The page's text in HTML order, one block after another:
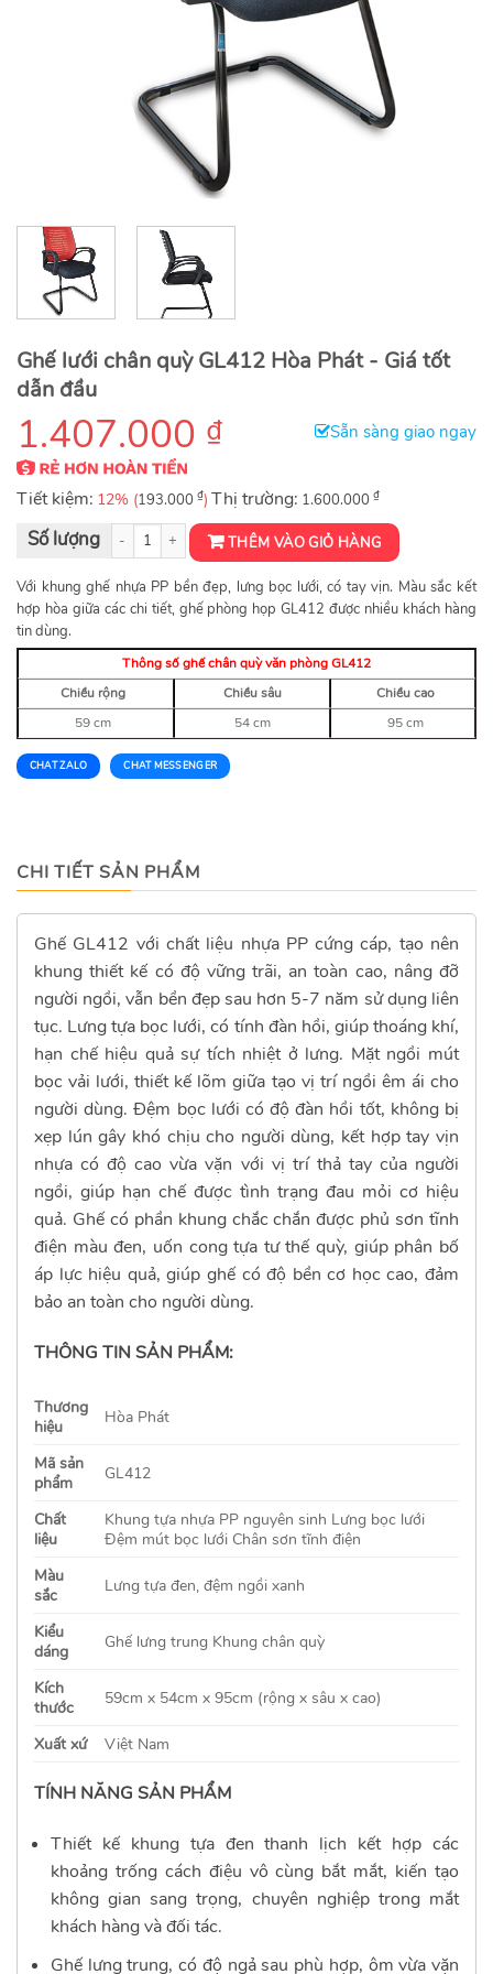
Ghế lưới chân quỳ GL412 Hòa Phát - Giá tốt
dẫn đầu
1.407.000 ₫ Sẵn sàng giao ngay
Tiết kiệm: 12% (193.000 ₫) Thị trường: 1.600.000 ₫
Ghế chân quỳ văn phòng GL412 số lượngTHÊM VÀO GIỎ HÀNG
Với khung ghế nhựa PP bền đẹp, lưng bọc lưới, có tay vịn. Màu sắc kết
hợp hòa giữa các chi tiết, ghế phòng họp GL412 được nhiều khách hàng
tin dùng.
Thông số ghế chân quỳ văn phòng GL412
Chiều rộng
Chiều sâu
Chiều cao
59 cm
54 cm 95 cm
CHAT ZALO CHAT MESSENGER
CHI TIẾT SẢN PHẨM
Ghế GL412 với chất liệu nhựa PP cứng cáp, tạo nên
khung thiết kế có độ vững trãi, an toàn cao, nâng đỡ
người ngồi, vẫn bền đẹp sau hơn 5-7 năm sử dụng liên
tục. Lưng tựa bọc lưới, có tính đàn hồi, giúp thoáng khí,
hạn chế hiệu quả sự tích nhiệt ở lưng. Mặt ngồi mút
bọc vải lưới, thiết kế lõm giữa tạo vị trí ngồi êm ái cho
người dùng. Đệm bọc lưới có độ đàn hồi tốt, không bị
xẹp lún gây khó chịu cho người dùng, kết hợp tay vịn
nhựa có độ cao vừa vặn với vị trí thả tay của người
ngồi, giúp hạn chế được tình trạng đau mỏi cơ hiệu
quả. Ghế có phần khung chắc chắn được phủ sơn tĩnh
điện màu đen, uốn cong tựa tư thế quỳ, giúp phân bố
áp lực hiệu quả, giúp ghế có độ bền cơ học cao, đảm
bảo an toàn cho người dùng.
THÔNG TIN SẢN PHẨM:
Thương
hiệu
Hòa Phát
Mã sản
phẩm
GL412
Chất
liệu
Khung tựa nhựa PP nguyên sinh Lưng bọc lưới
Đệm mút bọc lưới Chân sơn tĩnh điện
Màu
sắc
Lưng tựa đen, đệm ngồi xanh
Kiểu
dáng
Ghế lưng trung Khung chân quỳ
Kích
thước
59cm x 54cm x 95cm (rộng x sâu x cao)
Xuất xứ Việt Nam
TÍNH NĂNG SẢN PHẨM
Thiết kế khung tựa đen thanh lịch kết hợp các
khoảng trống cách điệu vô cùng bắt mắt, kiến tạo
không gian sang trọng, chuyên nghiệp trong mắt
khách hàng và đối tác.
Ghế lưng trung, có độ ngả sau phù hợp, ôm vừa vặn